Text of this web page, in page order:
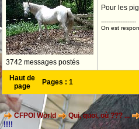
3742 messages postés
Pour les
--------------------
On est
Haut de
page
Pages : 1
CFPOI World Qui, quoi, où ??? ...
!!!!